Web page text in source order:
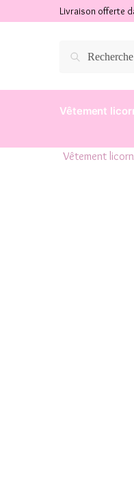
Livraison offerte
Vêtement
Vêtement